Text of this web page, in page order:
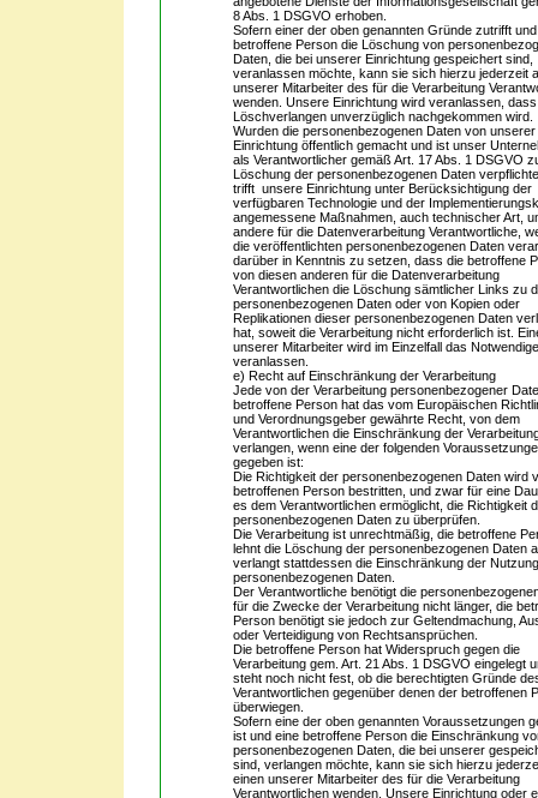
8 Abs. 1 DSGVO erhoben.
Sofern einer der oben genannten Gründe zutrifft
betroffene Person die Löschung von
Daten, die bei unserer Einrichtung gespeichert sind,
veranlassen möchte, kann sie sich hierzu jederzeit
unserer Mitarbeiter des für die Verarbeitung
wenden. Unsere Einrichtung wird veranlassen,
Löschverlangen unverzüglich nachgekommen wird.
Wurden die personenbezogenen Daten von unserer
Einrichtung öffentlich gemacht und ist unser
als Verantwortlicher gemäß Art. 17 Abs. 1 DSGVO
Löschung der personenbezogenen Daten
trifft unsere Einrichtung unter Berücksichtigung der
verfügbaren Technologie und der
angemessene Maßnahmen, auch technischer Art,
andere für die Datenverarbeitung Verantwortliche,
die veröffentlichten personenbezogenen Daten
darüber in Kenntnis zu setzen, dass die betroffene
von diesen anderen für die Datenverarbeitung
Verantwortlichen die Löschung sämtlicher Links zu
personenbezogenen Daten oder von Kopien oder
Replikationen dieser personenbezogenen Daten
hat, soweit die Verarbeitung nicht erforderlich ist.
unserer Mitarbeiter wird im Einzelfall das
veranlassen.
e) Recht auf Einschränkung der Verarbeitung
Jede von der Verarbeitung personenbezogener
betroffene Person hat das vom Europäischen
und Verordnungsgeber gewährte Recht, von dem
Verantwortlichen die Einschränkung der
verlangen, wenn eine der folgenden
gegeben ist:
Die Richtigkeit der personenbezogenen Daten wird
betroffenen Person bestritten, und zwar für eine
es dem Verantwortlichen ermöglicht, die Richtigkeit
personenbezogenen Daten zu überprüfen.
Die Verarbeitung ist unrechtmäßig, die betroffene
lehnt die Löschung der personenbezogenen Daten
verlangt stattdessen die Einschränkung der
personenbezogenen Daten.
Der Verantwortliche benötigt die
für die Zwecke der Verarbeitung nicht länger, die
Person benötigt sie jedoch zur Geltendmachung,
oder Verteidigung von Rechtsansprüchen.
Die betroffene Person hat Widerspruch gegen die
Verarbeitung gem. Art. 21 Abs. 1 DSGVO eingelegt
steht noch nicht fest, ob die berechtigten Gründe
Verantwortlichen gegenüber denen der betroffenen
überwiegen.
Sofern eine der oben genannten Voraussetzungen
ist und eine betroffene Person die Einschränkung
personenbezogenen Daten, die bei unserer
sind, verlangen möchte, kann sie sich hierzu
einen unserer Mitarbeiter des für die Verarbeitung
Verantwortlichen wenden. Unsere Einrichtung oder